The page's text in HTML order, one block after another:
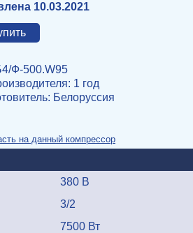
10.03.2021
Ф-500.W95
1 год
: Белоруссия
на данный компрессор
380 В
3/2
7500 Вт